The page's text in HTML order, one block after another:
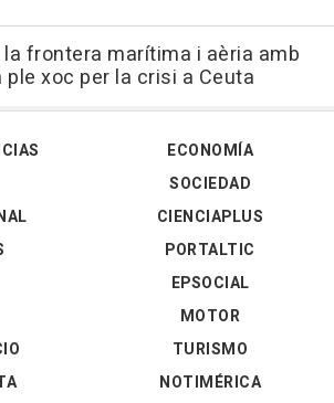
frontera marítima i aèria amb
ple xoc per la crisi a Ceuta
ECONOMÍA
SOCIEDAD
CIENCIAPLUS
PORTALTIC
EPSOCIAL
MOTOR
TURISMO
NOTIMÉRICA